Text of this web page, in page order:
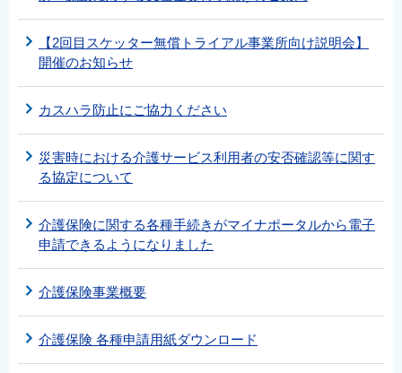
【2回目スケッター無償トライアル事業所向け説明会】
開催のお知らせ
カスハラ防止にご協力ください
災害時における介護サービス利用者の安否確認等に関す
る協定について
介護保険に関する各種手続きがマイナポータルから電子
申請できるようになりました
介護保険事業概要
介護保険 各種申請用紙ダウンロード